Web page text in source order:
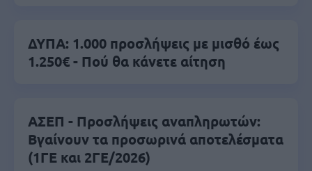
ΔΥΠΑ: 1.000 προσλήψεις με μισθό έως
1.250€ - Πού θα κάνετε αίτηση
ΑΣΕΠ - Προσλήψεις αναπληρωτών:
Βγαίνουν τα προσωρινά αποτελέσματα
(1ΓΕ και 2ΓΕ/2026)